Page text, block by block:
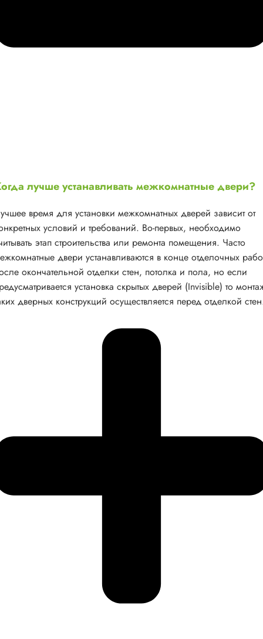
лучше устанавливать межкомнатные двери?
время для установки межкомнатных дверей зависит от
условий и требований. Во-первых, необходимо
этап строительства или ремонта помещения. Часто
двери устанавливаются в конце отделочных
окончательной отделки стен, потолка и пола, но если
установка скрытых дверей (Invisible) то
дверных конструкций осуществляется перед отделкой